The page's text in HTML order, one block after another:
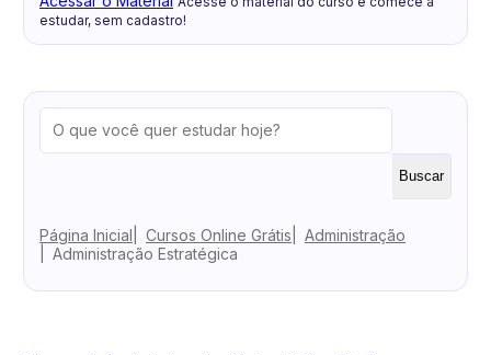
estudar, sem cadastro!
Buscar
Página Inicial Cursos Online Grátis
Administração
Administração Estratégica